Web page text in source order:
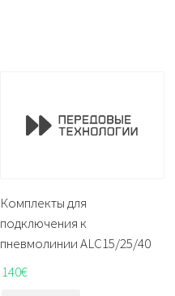
Комплекты для
подключения к
пневмолинии ALC15/25/40
140€